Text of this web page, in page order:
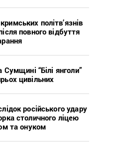
політв’язнів
повного відбуття
Сумщині “Білі янголи”
цивільних
російського удару
столичного ліцею
та онуком